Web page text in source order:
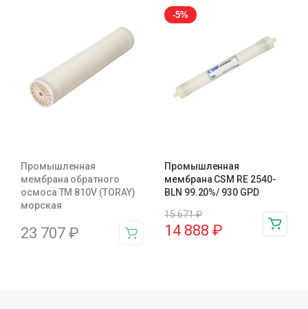
Промышленная
мембрана обратного
осмоса TM 810V (TORAY)
морская
23 707 ₽
-5%
Промышленная
мембрана CSM RE 2540-
BLN 99.20%/ 930 GPD
15 671₽
14 888 ₽